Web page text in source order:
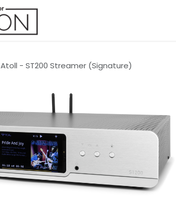
Atoll - ST200 Streamer (Signature)